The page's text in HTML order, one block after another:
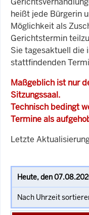
heißt jede Bürgerin
Möglichkeit als
Gerichtstermin
Sie tagesaktuell die
stattfindenden
Maßgeblich ist nur
Sitzungssaal.
Technisch bedingt
Termine als
Letzte